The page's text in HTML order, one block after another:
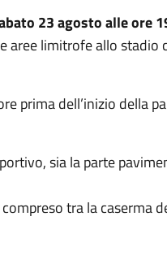
23 agosto alle ore
aree limitrofe allo stadio
prima dell’inizio della
sia la parte
tra la caserma